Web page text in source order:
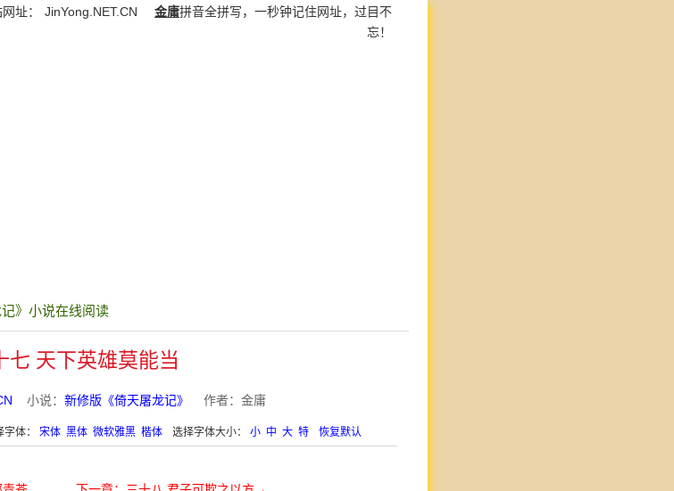
址： JinYong.NET.CN 金庸拼音全拼写，一秒钟记住网址，过目不
忘！
》小说在线阅读
七 天下英雄莫能当
小说： 新修版《倚天屠龙记》 作者：金庸
字体： 宋体 黑体 微软雅黑 楷体 选择字体大小： 小 中 大 特 恢复默认